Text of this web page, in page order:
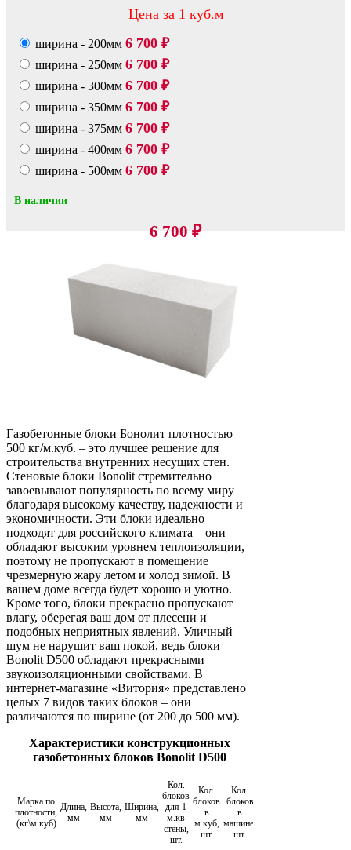
Цена за 1 куб.м
ширина - 200мм 6 700 ₽
ширина - 250мм 6 700 ₽
ширина - 300мм 6 700 ₽
ширина - 350мм 6 700 ₽
ширина - 375мм 6 700 ₽
ширина - 400мм 6 700 ₽
ширина - 500мм 6 700 ₽
В наличии
6 700 ₽
Газобетонные блоки Бонолит плотностью
500 кг/м.куб. – это лучшее решение для
строительства внутренних несущих стен.
Стеновые блоки Bonolit стремительно
завоевывают популярность по всему миру
благодаря высокому качеству, надежности и
экономичности. Эти блоки идеально
подходят для российского климата – они
обладают высоким уровнем теплоизоляции,
поэтому не пропускают в помещение
чрезмерную жару летом и холод зимой. В
вашем доме всегда будет хорошо и уютно.
Кроме того, блоки прекрасно пропускают
влагу, оберегая ваш дом от плесени и
подобных неприятных явлений. Уличный
шум не нарушит ваш покой, ведь блоки
Bonolit D500 обладают прекрасными
звукоизоляционными свойствами. В
интернет-магазине «Витория» представлено
целых 7 видов таких блоков – они
различаются по ширине (от 200 до 500 мм).
Характеристики конструкционных
газобетонных блоков Bonolit D500
Марка по
плотности,
(кг\м.куб)
Длина,
мм
Высота,
мм
Ширина,
мм
Кол.
блоков
для 1
м.кв
стены,
шт.
Кол.
блоков
в
м.куб,
шт.
Кол.
блоков
в
машине,
шт.